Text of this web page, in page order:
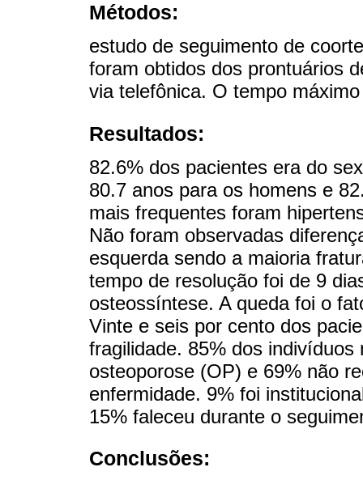
Métodos:
estudo de seguimento de
foram obtidos dos prontuários
via telefônica. O tempo
Resultados:
82.6% dos pacientes era do
80.7 anos para os homens e
mais frequentes foram
Não foram observadas
esquerda sendo a maioria
tempo de resolução foi de 9
osteossíntese. A queda foi o
Vinte e seis por cento dos
fragilidade. 85% dos
osteoporose (OP) e 69% não
enfermidade. 9% foi
15% faleceu durante o
Conclusões: